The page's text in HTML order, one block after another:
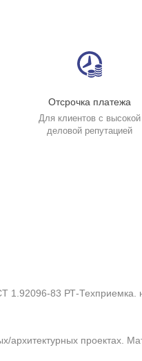
Отсрочка платежа
Для клиентов с высокой
деловой репутацией
83 РТ-Техприемка.
проектах.